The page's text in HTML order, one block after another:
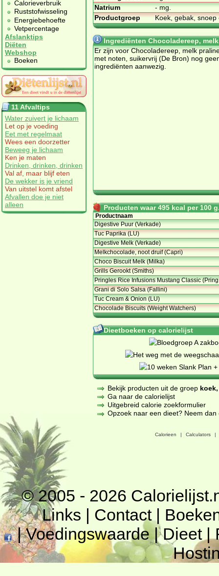
Calorieverbruik
Ruststofwisseling
Energiebehoefte
Vetpercentage
Afslanktips
Diëten
Webshop
Boeken
11 Afvaltips
Water zuivert je lichaam
Let op je voeding
Eet met regelmaat
Wees een doorzetter
Beweeg je lichaam
Ken je maten
Drinken, drinken, drinken
Val af, maar blijf eten
De wekker is je vriend
Van uitstel komt afstel
Afvallen doe je niet
alleen
Natrium
- mg.
Productgroep
Koek, gebak,
Ingrediënten Chocoladereep,
Er zijn voor Chocoladereep, melk
met noten, suikervrij (De Bron) nog
ingrediënten aanwezig.
Producten waar 495 kcal per 100
Productnaam
Digestive Puur (Verkade)
Tuc Paprika (LU)
Digestive Melk (Verkade)
Melkchocolade, noot druif (Capri)
Choco Biscuit Melk (Milka)
Grills Gerookt (Smiths)
Pringles Rice Infusions Mustang Classic (Pring
Grani di Solo Salsa (Fallini)
Tuc Cream & Onion (LU)
Chocolade Biscuits (Weight Watchers)
Dieetboeken op calorielijst
Bekijk producten uit de groep
Ga naar de calorielijst
Uitgebreid calorie zoekformulier
Opzoek naar een dieet? Neem
Calorieen | Calculators |
© 2005 - 2026
Links | Contact|
|Voedingswaarde|Dieet|